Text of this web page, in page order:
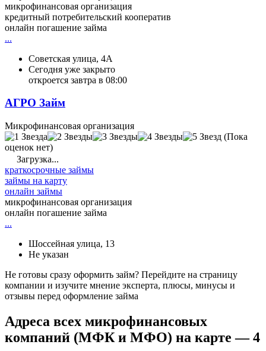
микрофинансовая организация
кредитный потребительский кооператив
онлайн погашение займа
...
Советская улица, 4А
Сегодня уже закрыто
откроется завтра в 08:00
АГРО Займ
Микрофинансовая организация
(Пока
оценок нет)
Загрузка...
краткосрочные займы
займы на карту
онлайн займы
микрофинансовая организация
онлайн погашение займа
...
Шоссейная улица, 13
Не указан
Не готовы сразу оформить займ? Перейдите на страницу
компании и изучите мнение эксперта, плюсы, минусы и
отзывы перед оформление займа
Адреса всех микрофинансовых
компаний (МФК и МФО) на карте — 4